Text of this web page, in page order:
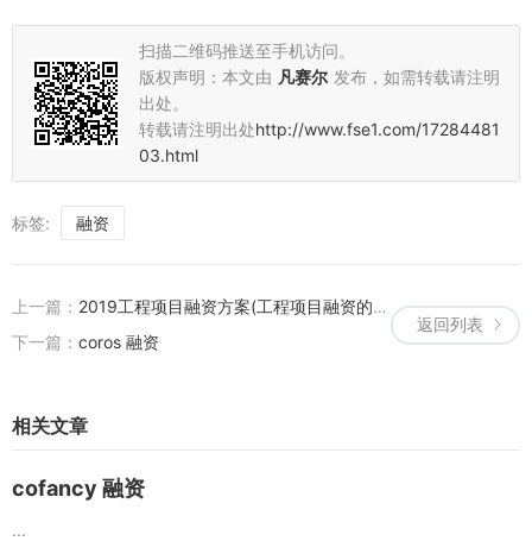
用前景。对于企业而言，把握住PCR融资的机遇，将有助于实现快速
发展和提升市场竞争力。因此，建议广大企业应关注PCR融资的发展
动态，结合自身实际需求和行业特点，制定合适的PCR融资策略，为
企业的快速发展提供有力的支持。
扫描二维码推送至手机访问。
版权声明：本文由 凡赛尔 发布，如需转载请注明
出处。
转载请注明出处http://www.fse1.com/17284481
03.html
标签: 融资
返回列表
上一篇： 2019工程项目融资方案(工程项目融资的实施的程序)
下一篇： coros 融资
相关文章
cofancy 融资
...